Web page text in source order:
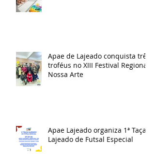
Apae de Lajeado conquista três
troféus no XIII Festival Regional
Nossa Arte
Apae Lajeado organiza 1ª Taça
Lajeado de Futsal Especial